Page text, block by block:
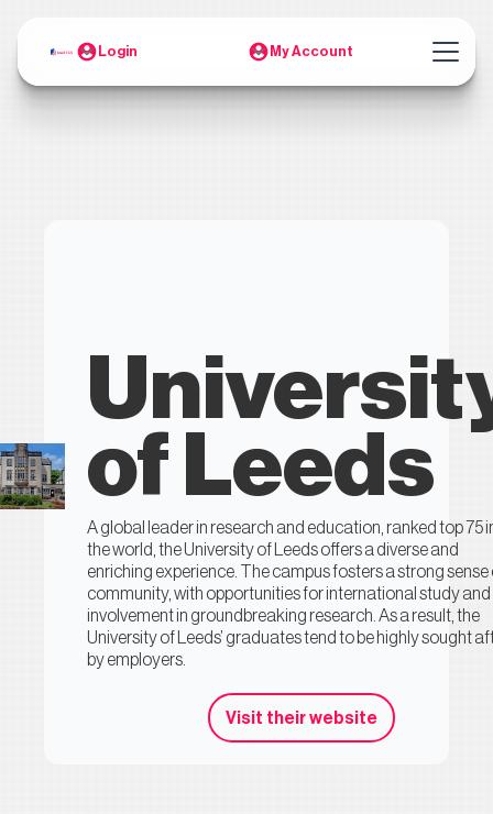
Login My Account
of Leeds
A global leader in research and education, ranked top 75
the world, the University of Leeds offers a diverse and
enriching experience. The campus fosters a strong sense
community, with opportunities for international study and
involvement in groundbreaking research. As a result, the
University of Leeds’ graduates tend to be highly sought
by employers.
Visit their website